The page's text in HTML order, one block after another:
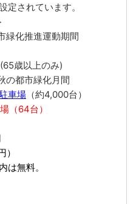
定されています。
緑化推進運動期間
歳以上のみ)
の都市緑化月間
車場 （約4,000台）
（64台）
）
は無料。